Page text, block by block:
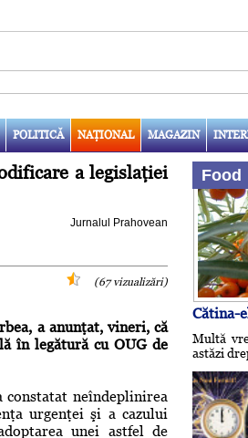
POLITICĂ NAŢIONAL MAGAZIN
a legislaţiei
Jurnalul Prahovean
(67 vizualizări)
a anunţat, vineri, că
în legătură cu OUG de
constatat neîndeplinirea
urgenţei şi a cazului
unei astfel de
Food
Cătina-
Multă
astăzi